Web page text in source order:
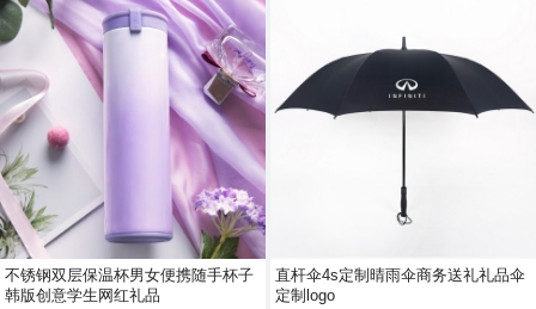
不锈钢双层保温杯男女便携随手杯子
韩版创意学生网红礼品
直杆伞4s定制晴雨伞商务送礼礼品伞
定制logo